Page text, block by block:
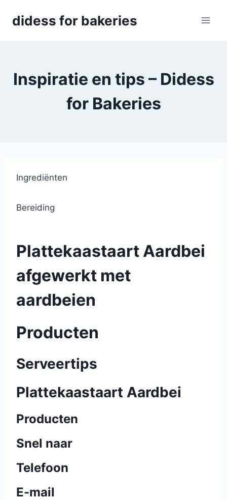
didess for bakeries
Inspiratie en tips – Didess
for Bakeries
Ingrediënten
Bereiding
Plattekaastaart Aardbei
afgewerkt met
aardbeien
Producten
Serveertips
Plattekaastaart Aardbei
Producten
Snel naar
Telefoon
E-mail